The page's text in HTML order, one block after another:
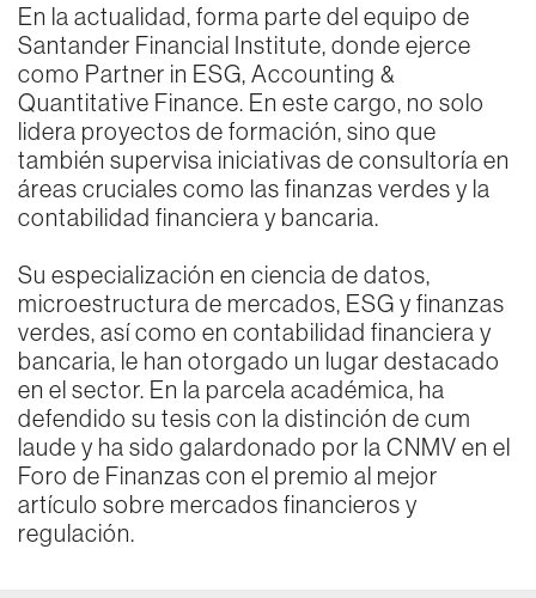
En la actualidad, forma parte del equipo de
Santander Financial Institute, donde ejerce
como Partner in ESG, Accounting &
Quantitative Finance. En este cargo, no solo
lidera proyectos de formación, sino que
también supervisa iniciativas de consultoría en
áreas cruciales como las finanzas verdes y la
contabilidad financiera y bancaria.
Su especialización en ciencia de datos,
microestructura de mercados, ESG y finanzas
verdes, así como en contabilidad financiera y
bancaria, le han otorgado un lugar destacado
en el sector. En la parcela académica, ha
defendido su tesis con la distinción de cum
laude y ha sido galardonado por la CNMV en el
Foro de Finanzas con el premio al mejor
artículo sobre mercados financieros y
regulación.